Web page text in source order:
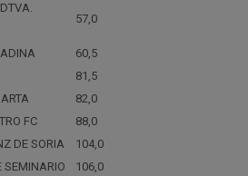
57,0
60,5
81,5
82,0
FC
88,0
DE SORIA
104,0
SEMINARIO
106,0